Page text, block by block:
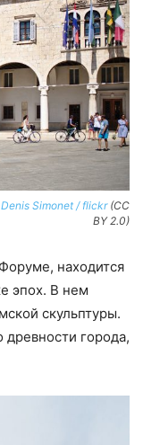
Denis Simonet / flickr(CC
BY 2.0)
находится
эпох. В нем
скульптуры.
древности города,